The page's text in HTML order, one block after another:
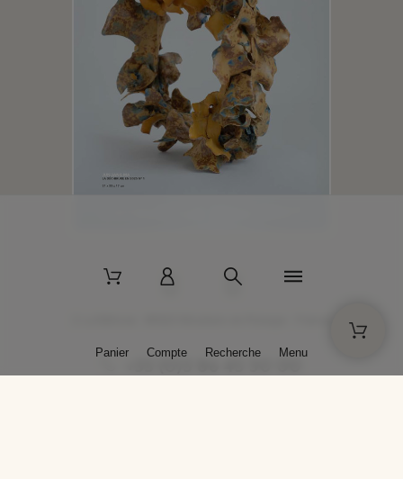
+33 (0)3 86 45 50 00
Panier Compte Recherche Menu